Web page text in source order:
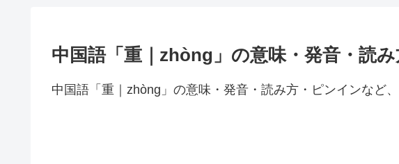
中国語「重｜zhòng」の意味・発音・読
中国語「重｜zhòng」の意味・発音・読み方・ピンインなど